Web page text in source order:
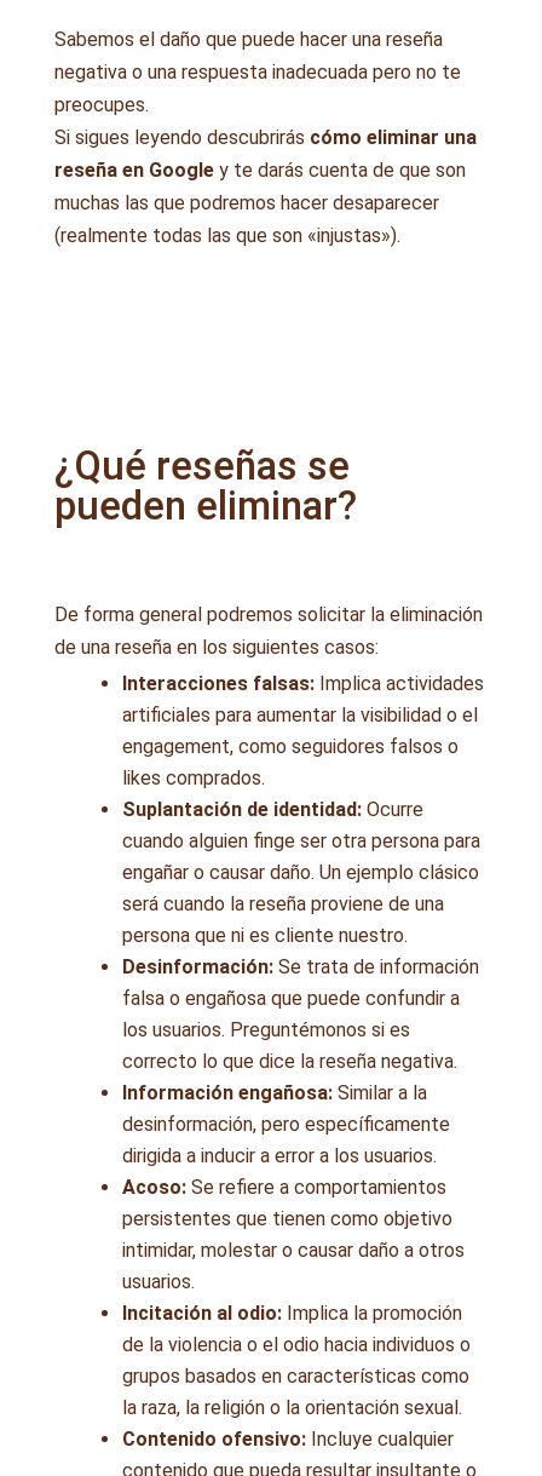
Sabemos el daño que puede hacer una reseña
negativa o una respuesta inadecuada pero no te
preocupes.
Si sigues leyendo descubrirás cómo eliminar una
reseña en Googley te darás cuenta de que son
muchas las que podremos hacer desaparecer
(realmente todas las que son «injustas»).
¿Qué reseñas se
pueden eliminar?
De forma general podremos solicitar la eliminación
de una reseña en los siguientes casos:
Interacciones falsas: Implica actividades
artificiales para aumentar la visibilidad o el
engagement, como seguidores falsos o
likes comprados.
Suplantación de identidad: Ocurre
cuando alguien finge ser otra persona para
engañar o causar daño. Un ejemplo clásico
será cuando la reseña proviene de una
persona que ni es cliente nuestro.
Desinformación: Se trata de información
falsa o engañosa que puede confundir a
los usuarios. Preguntémonos si es
correcto lo que dice la reseña negativa.
Información engañosa: Similar a la
desinformación, pero específicamente
dirigida a inducir a error a los usuarios.
Acoso: Se refiere a comportamientos
persistentes que tienen como objetivo
intimidar, molestar o causar daño a otros
usuarios.
Incitación al odio: Implica la promoción
de la violencia o el odio hacia individuos o
grupos basados en características como
la raza, la religión o la orientación sexual.
Contenido ofensivo: Incluye cualquier
contenido que pueda resultar insultante o